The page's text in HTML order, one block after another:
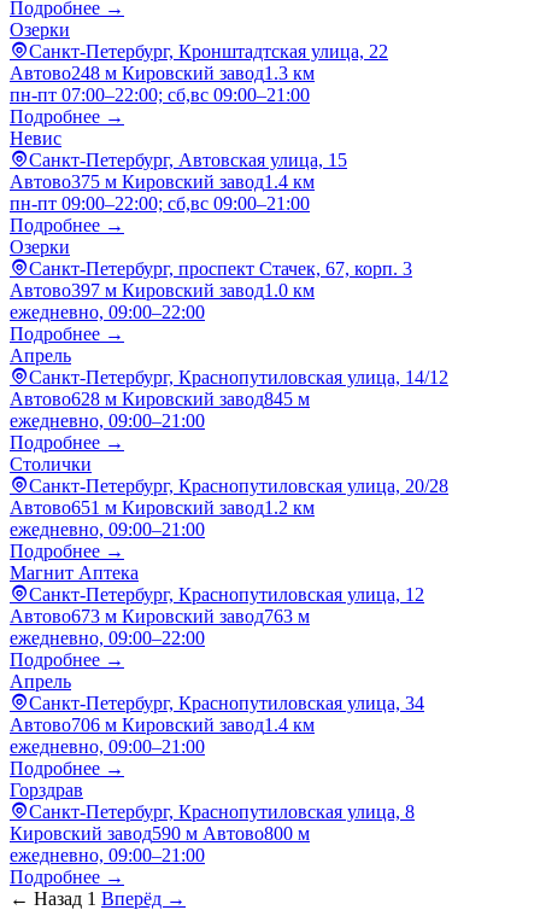
Подробнее →
Озерки
Санкт-Петербург, Кронштадтская улица, 22
Автово248 м Кировский завод1.3 км
пн-пт 07:00–22:00; сб,вс 09:00–21:00
Подробнее →
Невис
Санкт-Петербург, Автовская улица, 15
Автово375 м Кировский завод1.4 км
пн-пт 09:00–22:00; сб,вс 09:00–21:00
Подробнее →
Озерки
Санкт-Петербург, проспект Стачек, 67, корп. 3
Автово397 м Кировский завод1.0 км
ежедневно, 09:00–22:00
Подробнее →
Апрель
Санкт-Петербург, Краснопутиловская улица, 14/12
Автово628 м Кировский завод845 м
ежедневно, 09:00–21:00
Подробнее →
Столички
Санкт-Петербург, Краснопутиловская улица, 20/28
Автово651 м Кировский завод1.2 км
ежедневно, 09:00–21:00
Подробнее →
Магнит Аптека
Санкт-Петербург, Краснопутиловская улица, 12
Автово673 м Кировский завод763 м
ежедневно, 09:00–22:00
Подробнее →
Апрель
Санкт-Петербург, Краснопутиловская улица, 34
Автово706 м Кировский завод1.4 км
ежедневно, 09:00–21:00
Подробнее →
Горздрав
Санкт-Петербург, Краснопутиловская улица, 8
Кировский завод590 м Автово800 м
ежедневно, 09:00–21:00
Подробнее →
← Назад 1 Вперёд →